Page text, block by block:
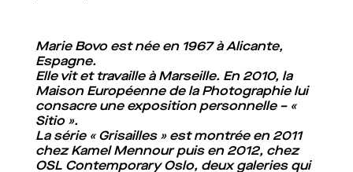
Marie Bovo est née en 1967 à Alicante,
Espagne.
Elle vit et travaille à Marseille. En 2010, la
Maison Européenne de la Photographie lui
consacre une exposition personnelle – «
Sitio ».
La série « Grisailles » est montrée en 2011
chez Kamel Mennour puis en 2012, chez
OSL Contemporary Oslo, deux galeries qui